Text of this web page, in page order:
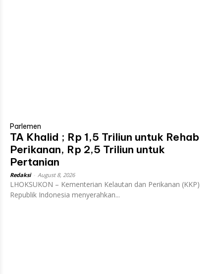
Parlemen
TA Khalid ; Rp 1,5 Triliun untuk Rehab
Perikanan, Rp 2,5 Triliun untuk
Pertanian
Redaksi August 8, 2026
LHOKSUKON – Kementerian Kelautan dan Perikanan (KKP)
Republik Indonesia menyerahkan...